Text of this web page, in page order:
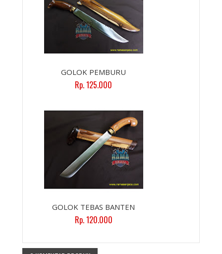
GOLOK PEMBURU
Rp. 125.000
GOLOK TEBAS BANTEN
Rp. 120.000